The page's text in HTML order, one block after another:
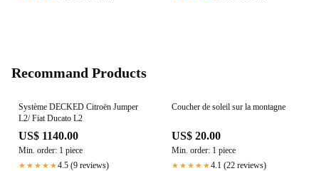
Recommand Products
Système DECKED Citroën Jumper
L2/ Fiat Ducato L2
US$ 1140.00
Min. order: 1 piece
★★★★★4.5 (9 reviews)
Coucher de soleil sur la montagne
US$ 20.00
Min. order: 1 piece
★★★★★4.1 (22 reviews)